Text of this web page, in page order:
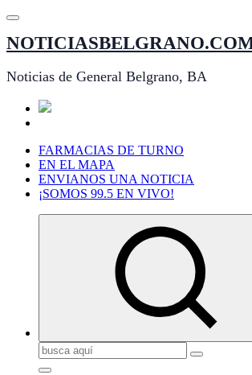
Saltar
contenido
Noticias de General Belgrano, BA
FARMACIAS DE TURNO
EN EL MAPA
ENVIANOS UNA NOTICIA
¡SOMOS 99.5 EN VIVO!
Buscar: